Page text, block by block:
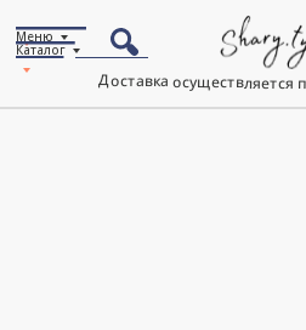
Доставка осуществляется
Каталог
Меню